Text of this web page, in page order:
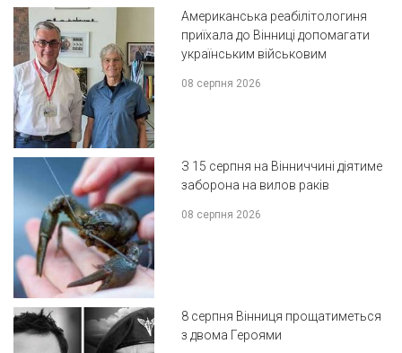
Американська реабілітологиня
приїхала до Вінниці допомагати
українським військовим
08 серпня 2026
З 15 серпня на Вінниччині діятиме
заборона на вилов раків
08 серпня 2026
8 серпня Вінниця прощатиметься
з двома Героями